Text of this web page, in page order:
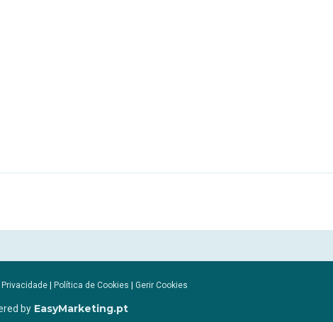
| Política de Cookies | Gerir Cookies
by EasyMarketing.pt